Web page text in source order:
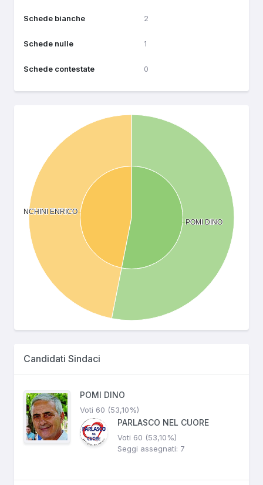
Schede bianche 2
Schede nulle 1
Schede contestate 0
Candidati Sindaci
POMI DINO
Voti 60 (53,10%)
PARLASCO NEL CUORE
Voti 60 (53,10%)
Seggi assegnati: 7